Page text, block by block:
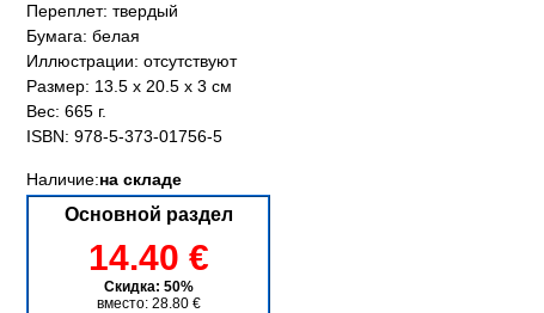
Переплет: твердый
Бумага: белая
Иллюстрации: отсутствуют
Размер: 13.5 x 20.5 x 3 см
Вес: 665 г.
ISBN: 978-5-373-01756-5
Наличие:на складе
Основной раздел
14.40 €
Скидка: 50%
вместо: 28.80 €